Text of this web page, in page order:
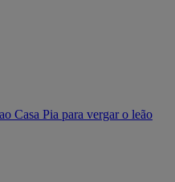
Casa Pia para vergar o leão